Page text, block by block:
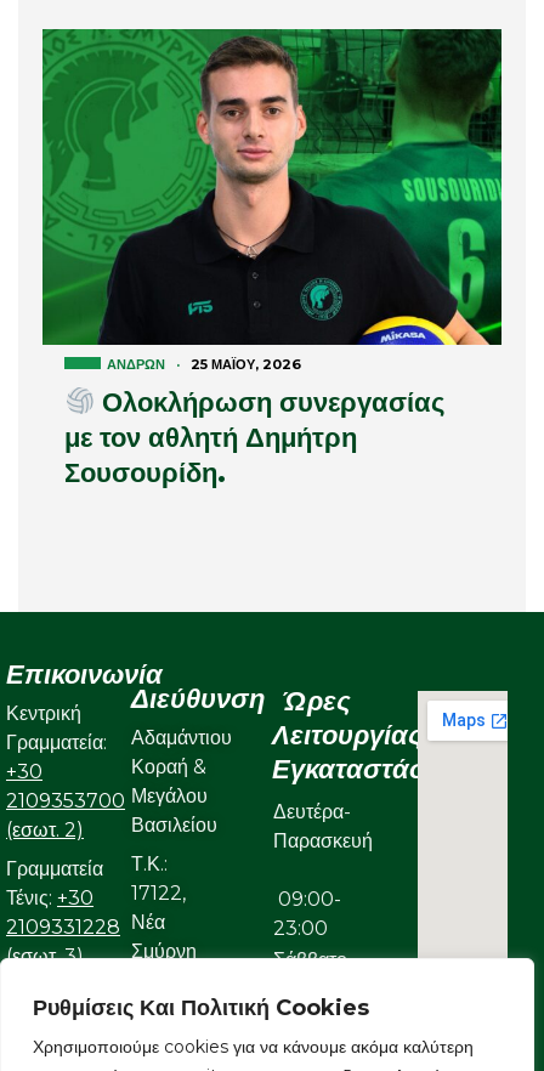
Ρυθμίσεις Και Πολιτική Cookies
Χρησιμοποιούμε cookies για να κάνουμε ακόμα καλύτερη
ΑΝΔΡΏΝ · 25 ΜΑΪ́ΟΥ, 2026
Ολοκλήρωση συνεργασίας
με τον αθλητή Δημήτρη
Σουσουρίδη.
Επικοινωνία
Κεντρική
Γραμματεία:
+30
2109353700
(εσωτ. 2)
Γραμματεία
Τένις: +30
2109331228
(εσωτ. 3)
Γραμματεία
Κολυμβητικού:
+30
Διεύθυνση
Αδαμάντιου
Κοραή &
Μεγάλου
Βασιλείου
Τ.Κ.:
17122,
Νέα
Σμύρνη
Ώρες
Λειτουργίας
Εγκαταστάσεων
Δευτέρα-
Παρασκευή
09:00-
23:00
Σάββατο
09:00-
22:00